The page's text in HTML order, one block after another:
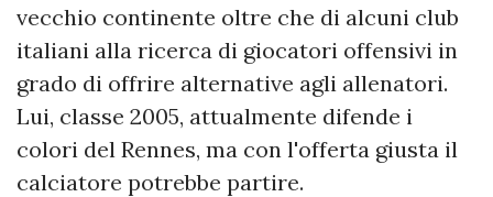
vecchio continente oltre che di alcuni club
italiani alla ricerca di giocatori offensivi in
grado di offrire alternative agli allenatori.
Lui, classe 2005, attualmente difende i
colori del Rennes, ma con l'offerta giusta il
calciatore potrebbe partire.